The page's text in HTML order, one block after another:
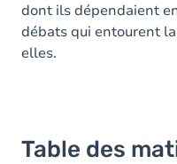
dont ils dépendaient
débats qui entourent
elles.
Table des